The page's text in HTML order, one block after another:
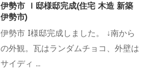
伊勢市 Ｉ邸様邸完成(住宅 木造 新築
伊勢市)
伊勢市 I様邸完成しました。 ↓南から
の外観。瓦はランダムチョコ、外壁は
サイディ ...